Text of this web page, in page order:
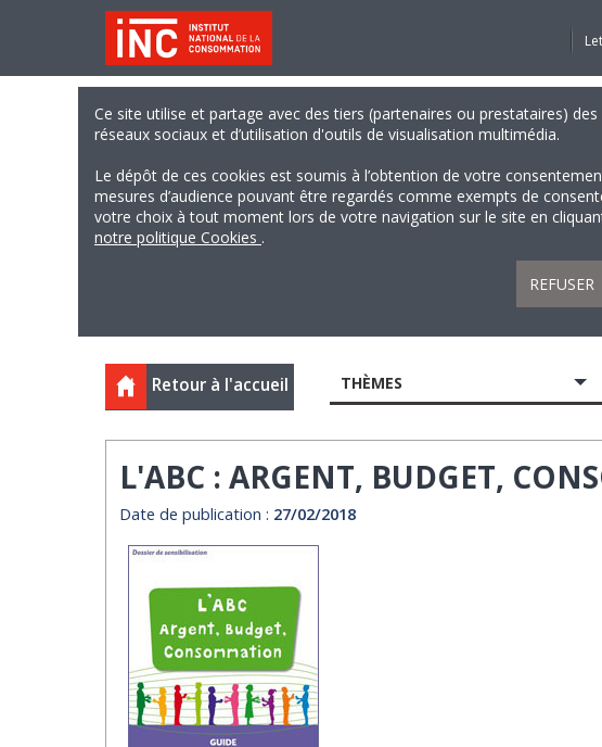
Ce site utilise et partage avec des tiers (partenaires ou prestataires)
réseaux sociaux et d’utilisation d'outils de visualisation multimédia.
Le dépôt de ces cookies est soumis à l’obtention de votre
mesures d’audience pouvant être regardés comme exempts de
votre choix à tout moment lors de votre navigation sur le site en
notre politique Cookies .
REFUSER
Retour à l'accueil THÈMES
L'ABC : ARGENT, BUDGET,
Date de publication : 27/02/2018